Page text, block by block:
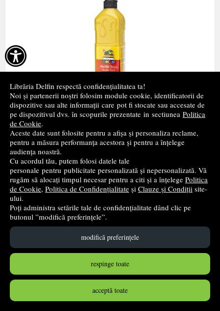

Librăria Delfin respectă confidențialitatea ta!
Noi și partenerii noștri folosim module cookie, identificatorii de
dispozitive sau alte informații care pot fi stocate sau accesate de
pe dispozitivul dvs. în scopurile prezentate in sectiunea Politica
de Cookie.
Aceste date sunt folosite pentru a afișa și personaliza reclame,
pentru a măsura performanța acestora și pentru a înțelege
audiența noastră.
Cu acordul tău, putem folosi datele tale
personale pentru publicitate personalizată și nepersonalizată. Vă
rugăm să alocați timpul necesar pentru a citi și a înțelege Politica
de Cookie, Politica de Confidențialitate și Clauze și Condiții site-
ului.
Poți administra setările tale de confidențialitate dând clic pe
butonul ”modifică preferințele”.
modifică preferințele
respinge toate
acceptă toate
Culoare acrilica, 500 ml, galben, Nova Color
Nova
26,28 lei
➤ alertă stoc